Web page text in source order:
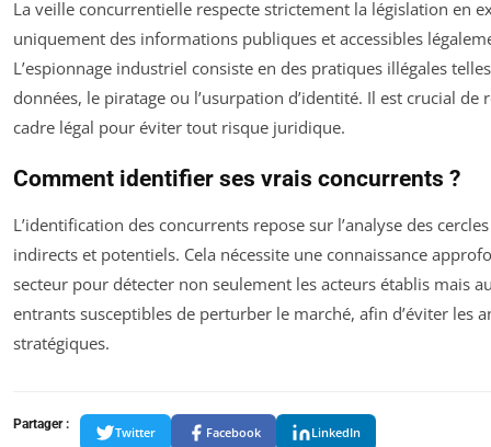
La veille concurrentielle respecte strictement la législation en
uniquement des informations publiques et accessibles
L’espionnage industriel consiste en des pratiques illégales
données, le piratage ou l’usurpation d’identité. Il est crucial de
cadre légal pour éviter tout risque juridique.
Comment identifier ses vrais concurrents ?
L’identification des concurrents repose sur l’analyse des
indirects et potentiels. Cela nécessite une connaissance
secteur pour détecter non seulement les acteurs établis mais
entrants susceptibles de perturber le marché, afin d’éviter les
stratégiques.
Partager :
Twitter Facebook LinkedIn